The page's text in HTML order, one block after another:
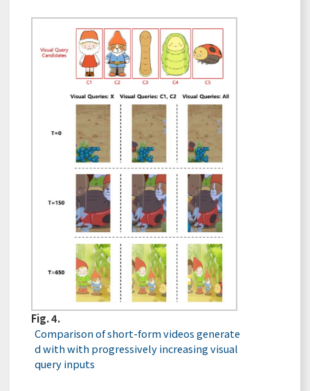
Fig. 4.
Comparison of short-form videos generate
d with with progressively increasing visual
query inputs